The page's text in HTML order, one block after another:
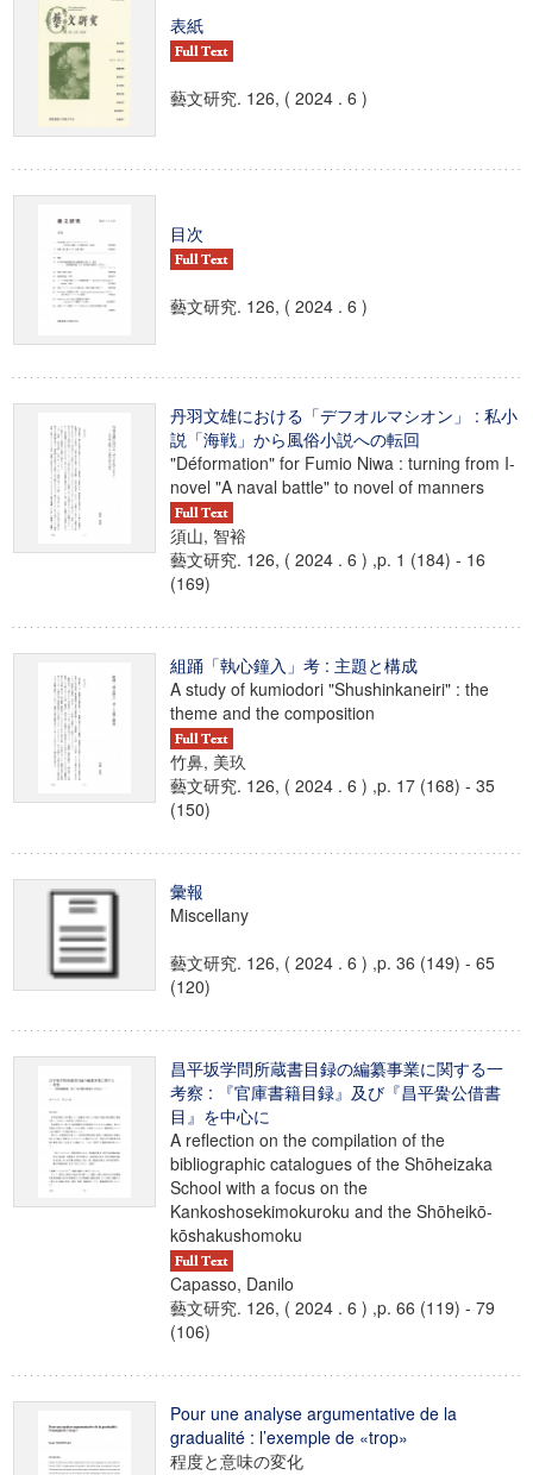
表紙
藝文研究. 126, ( 2024 . 6 )
目次
藝文研究. 126, ( 2024 . 6 )
丹羽文雄における「デフオルマシオン」 : 私小
説「海戦」から風俗小説への転回
"Déformation" for Fumio Niwa : turning from I-
novel "A naval battle" to novel of manners
須山, 智裕
藝文研究. 126, ( 2024 . 6 ) ,p. 1 (184) - 16
(169)
組踊「執心鐘入」考 : 主題と構成
A study of kumiodori "Shushinkaneiri" : the
theme and the composition
竹鼻, 美玖
藝文研究. 126, ( 2024 . 6 ) ,p. 17 (168) - 35
(150)
彙報
Miscellany
藝文研究. 126, ( 2024 . 6 ) ,p. 36 (149) - 65
(120)
昌平坂学問所蔵書目録の編纂事業に関する一
考察 : 『官庫書籍目録』及び『昌平黌公借書
目』を中心に
A reflection on the compilation of the
bibliographic catalogues of the Shōheizaka
School with a focus on the
Kankoshosekimokuroku and the Shōheikō-
kōshakushomoku
Capasso, Danilo
藝文研究. 126, ( 2024 . 6 ) ,p. 66 (119) - 79
(106)
Pour une analyse argumentative de la
gradualité : l’exemple de «trop»
程度と意味の変化